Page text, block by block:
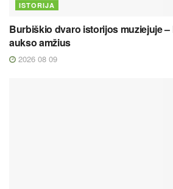
ISTORIJA
Burbiškio dvaro istorijos muziejuje
aukso amžius
2026 08 09